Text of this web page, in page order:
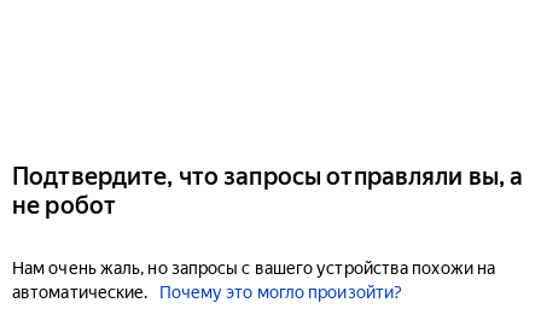
Подтвердите, что запросы отправляли вы, а
не робот
Нам очень жаль, но запросы с вашего устройства похожи на
автоматические.
Почему это могло произойти?